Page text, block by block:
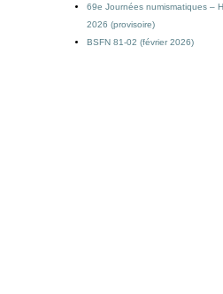
69e Journées numismatiques –
2026 (provisoire)
BSFN 81-02 (février 2026)